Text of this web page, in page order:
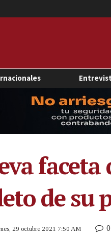
de su
29 octubre 2021 7:50 AM 0